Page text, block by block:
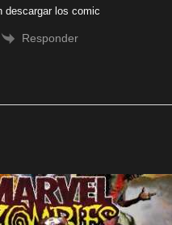
descargar los comic
Responder